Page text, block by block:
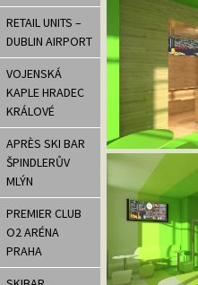
RETAIL UNITS –
DUBLIN AIRPORT
VOJENSKÁ
KAPLE HRADEC
KRÁLOVÉ
APRÈS SKI BAR
ŠPINDLERŮV
MLÝN
PREMIER CLUB
O2 ARÉNA
PRAHA